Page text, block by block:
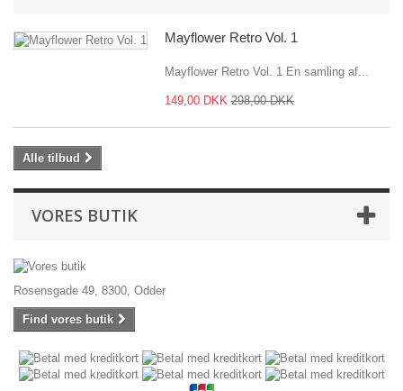
Mayflower Retro Vol. 1
Mayflower Retro Vol. 1 En samling af...
149,00 DKK 298,00 DKK
Alle tilbud
VORES BUTIK
Rosensgade 49, 8300, Odder
Find vores butik